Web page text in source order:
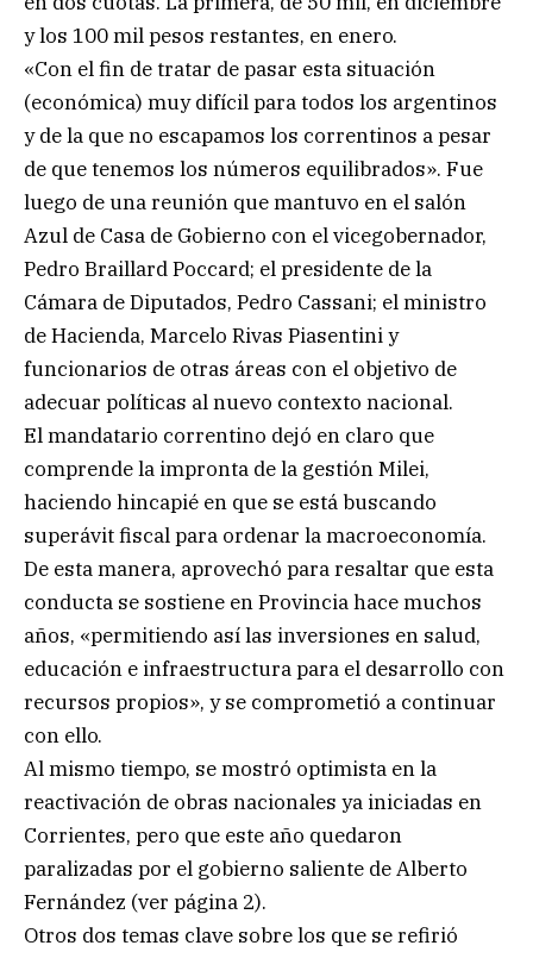
y los 100 mil pesos restantes, en enero.
«Con el fin de tratar de pasar esta situación
(económica) muy difícil para todos los argentinos
y de la que no escapamos los correntinos a pesar
de que tenemos los números equilibrados». Fue
luego de una reunión que mantuvo en el salón
Azul de Casa de Gobierno con el vicegobernador,
Pedro Braillard Poccard; el presidente de la
Cámara de Diputados, Pedro Cassani; el ministro
de Hacienda, Marcelo Rivas Piasentini y
funcionarios de otras áreas con el objetivo de
adecuar políticas al nuevo contexto nacional.
El mandatario correntino dejó en claro que
comprende la impronta de la gestión Milei,
haciendo hincapié en que se está buscando
superávit fiscal para ordenar la macroeconomía.
De esta manera, aprovechó para resaltar que esta
conducta se sostiene en Provincia hace muchos
años, «permitiendo así las inversiones en salud,
educación e infraestructura para el desarrollo con
recursos propios», y se comprometió a continuar
con ello.
Al mismo tiempo, se mostró optimista en la
reactivación de obras nacionales ya iniciadas en
Corrientes, pero que este año quedaron
paralizadas por el gobierno saliente de Alberto
Fernández (ver página 2).
Otros dos temas clave sobre los que se refirió